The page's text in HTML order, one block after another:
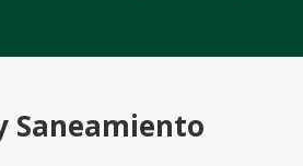
Saneamiento